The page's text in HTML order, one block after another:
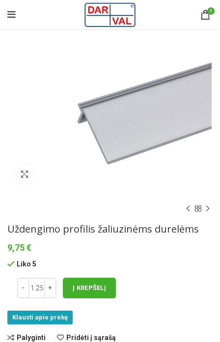
0
Uždengimo profilis žaliuzinėms durelėms
9,75€
Liko 5
Į KREPŠELĮ
Klausti apie prekę
Palyginti Pridėti į sąrašą